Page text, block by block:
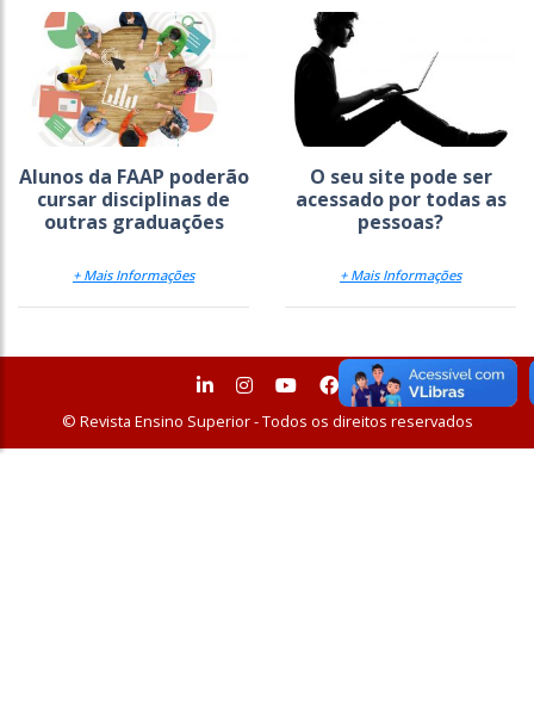
Alunos da FAAP poderão
cursar disciplinas de
outras graduações
+ Mais Informações
O seu site pode ser
acessado por todas as
pessoas?
+ Mais Informações
© Revista Ensino Superior - Todos os direitos reservados